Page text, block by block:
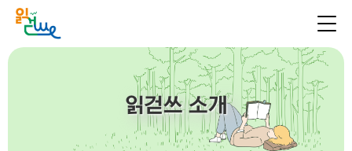
읽걷쓰 소개